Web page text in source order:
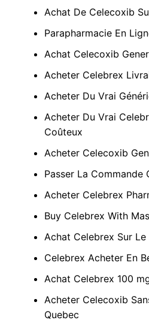
Achat De Celecoxib
Parapharmacie En
Achat Celecoxib
Acheter Celebrex
Acheter Du Vrai
Acheter Du Vrai
Coûteux
Acheter Celecoxib
Passer La Commande
Acheter Celebrex
Buy Celebrex With
Achat Celebrex Sur Le
Celebrex Acheter En
Achat Celebrex 100
Acheter Celecoxib
Quebec